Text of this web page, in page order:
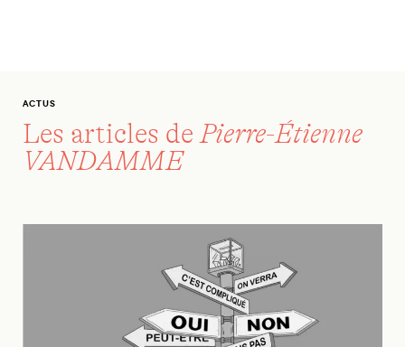
ACTUS
Les articles dePierre-Étienne
VANDAMME